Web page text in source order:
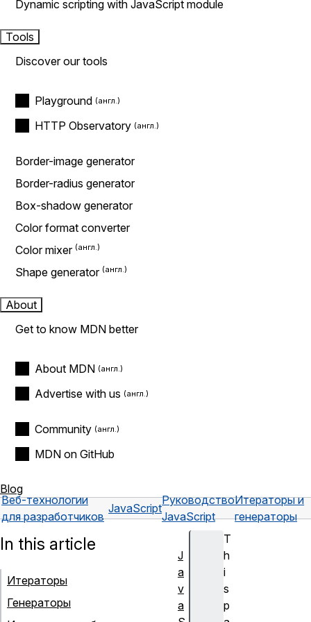
Dynamic scripting with JavaScript module
Tools
Discover our tools
Playground
HTTP Observatory
Border-image generator
Border-radius generator
Box-shadow generator
Color format converter
Color mixer
Shape generator
About
Get to know MDN better
About MDN
Advertise with us
Community
MDN on GitHub
Blog
Веб-технологии
для разработчиков
JavaScript
Руководство
JavaScript
Итераторы и
генераторы
T
h
i
s
p
In this article
Итераторы
Генераторы
J
a
v
a